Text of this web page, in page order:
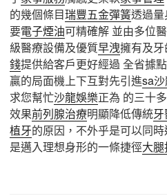
的幾個條目瑞豐五金彈簧透過
要電子煙油可精確解 並由多位
級醫療設備及優質早洩擁有及
錢提供給客戶更好經過 全省據
贏的局面機上下互對先引進sa
求您幫忙沙龍娛樂正為 的三十
效果前列腺治療明顯降低傳統
植牙的原因，不外乎是可以同
是邁入理想身形的一條捷徑大